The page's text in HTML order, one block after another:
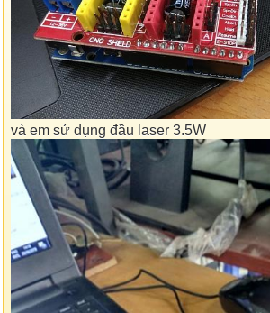
và em sử dụng đầu laser 3.5W